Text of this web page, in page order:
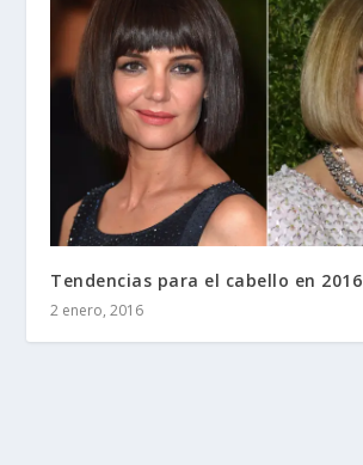
Tendencias para el cabello en 2016
2 enero, 2016